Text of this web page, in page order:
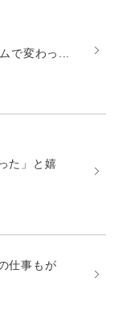
で変わっ...
た」と嬉
仕事もが